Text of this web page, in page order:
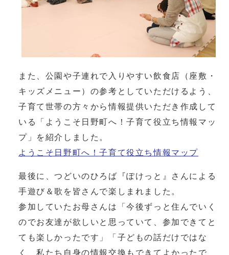
また、公園や子連れで入りやすい飲食店（座敷・
キッズメニュー）の参考としていただけるよう、
子育て世帯の方々から情報提供いただき作成して
いる「ようこそ日野町へ！子育て役立ち情報マッ
プ」を紹介しました。
ようこそ日野町へ！子育て役立ち情報マップ
最後に、つどいのひろば『ぽけっと』さんによる
手遊び＆歌を皆さんで楽しまれました。
参加していたお母さんは「今後ずっと住んでいく
のでお友達が欲しいと思っていて、参加できてと
ても楽しかったです」「子どもの話だけではな
く、私たち自身の情報交換もできてよかったで